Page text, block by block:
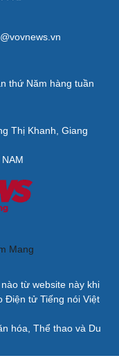
thứ Năm hàng tuần
Thị Khanh, Giang
từ website này khi
Điện tử Tiếng nói Việt
hóa, Thể thao và Du